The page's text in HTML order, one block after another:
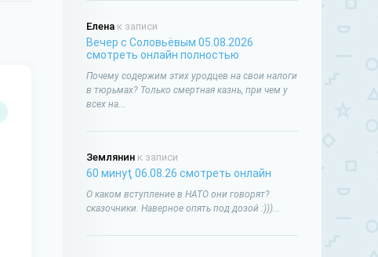
Елена к записи
Вечер с Соловьёвым 05.08.2026
смотреть онлайн полностью
Почему содержим этих уродцев на свои налоги
в тюрьмах? Только смертная казнь, при чем у
всех на...
Землянин к записи
60 минуţ 06.08.26 смотреть онлайн
О каком вступление в НАТО они говорят?
сказочники. Наверное опять под дозой :)))...